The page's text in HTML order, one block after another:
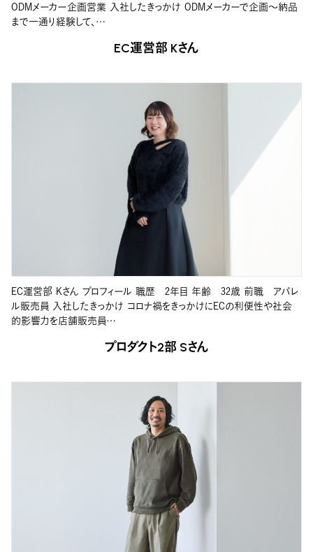
ODMメーカー企画営業 入社したきっかけ ODMメーカーで企画～納品
まで一通り経験して、…
EC運営部 Kさん
EC運営部 Kさん プロフィール 職歴 2年目 年齢 32歳 前職 アパレ
ル販売員 入社したきっかけ コロナ禍をきっかけにECの利便性や社会
的影響力を店舗販売員…
プロダクト2部 Sさん